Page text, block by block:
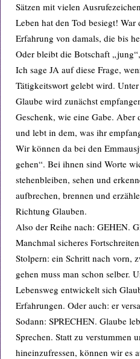
Sätzen mit vielen
Leben hat den Tod besiegt! War
Erfahrung von damals, die bis
Oder bleibt die Botschaft
Ich sage JA auf diese Frage,
Tätigkeitswort gelebt wird.
Glaube wird zunächst
Geschenk, wie eine Gabe. Aber
und lebt in dem, was ihr
Wir können da bei den
gehen“. Bei ihnen sind Worte
stehenbleiben, sehen und
aufbrechen, brennen und
Richtung Glauben.
Also der Reihe nach: GEHEN.
Manchmal sicheres
Stolpern: ein Schritt nach vorn,
gehen muss man schon selber.
Lebensweg entwickelt sich
Erfahrungen. Oder auch: er
Sodann: SPRECHEN. Glaube
Sprechen. Statt zu verstummen
hineinzufressen, können wir es